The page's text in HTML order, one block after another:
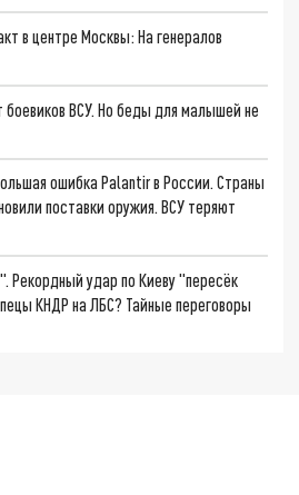
в центре Москвы: На генералов
боевиков ВСУ. Но беды для малышей не
ошибка Palantir в России. Страны
поставки оружия. ВСУ теряют
Рекордный удар по Киеву "пересёк
КНДР на ЛБС? Тайные переговоры